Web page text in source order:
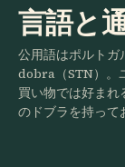
言語と
公用語はポルト
dobra（STN）。
買い物では好ま
のドブラを持って